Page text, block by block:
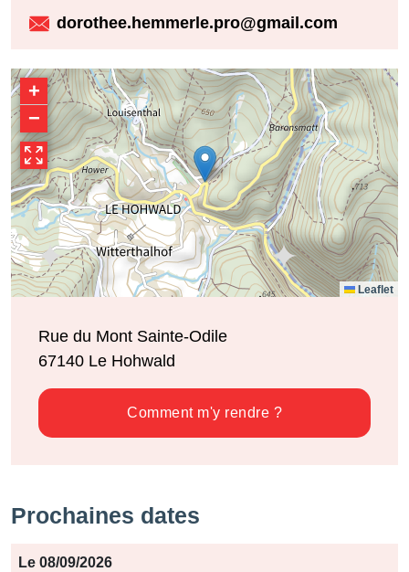
dorothee.hemmerle.pro@gmail.com
+
−
Leaflet
Rue du Mont Sainte-Odile
67140 Le Hohwald
Comment m'y rendre ?
Prochaines dates
Période
Le 08/09/2026